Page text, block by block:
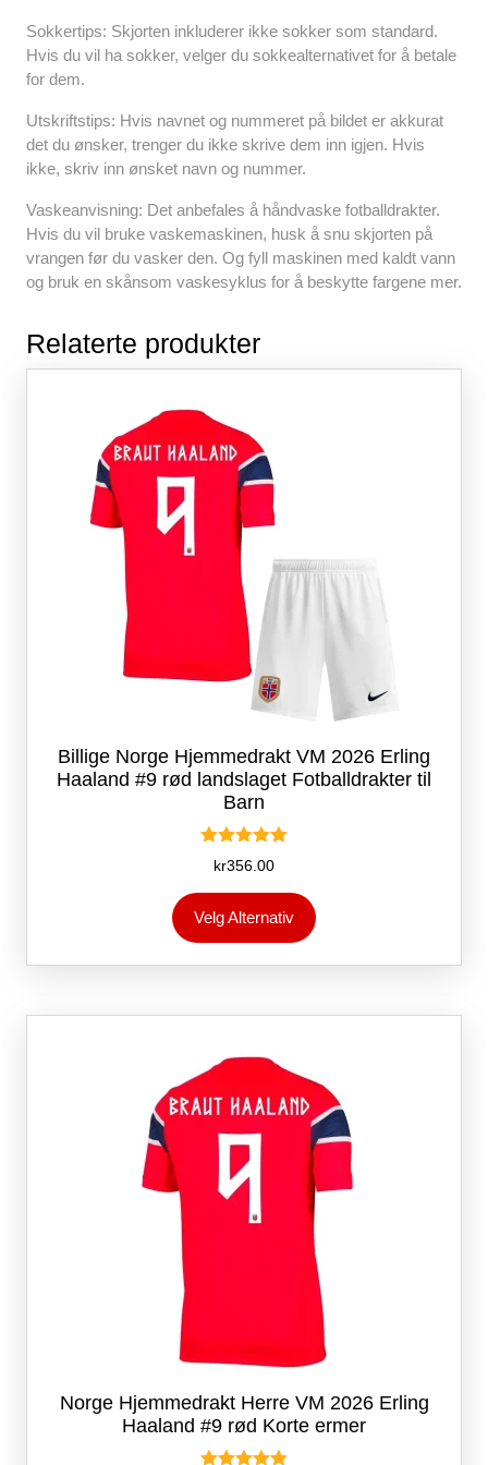
Sokkertips: Skjorten inkluderer ikke sokker som standard.
Hvis du vil ha sokker, velger du sokkealternativet for å betale
for dem.
Utskriftstips: Hvis navnet og nummeret på bildet er akkurat
det du ønsker, trenger du ikke skrive dem inn igjen. Hvis
ikke, skriv inn ønsket navn og nummer.
Vaskeanvisning: Det anbefales å håndvaske fotballdrakter.
Hvis du vil bruke vaskemaskinen, husk å snu skjorten på
vrangen før du vasker den. Og fyll maskinen med kaldt vann
og bruk en skånsom vaskesyklus for å beskytte fargene mer.
Relaterte produkter
Billige Norge Hjemmedrakt VM 2026 Erling
Haaland #9 rød landslaget Fotballdrakter til
Barn
Vurdert
5.00
av 5
kr356.00
Velg Alternativ
produktet
flere
Alternativene
på
produktsiden
Norge Hjemmedrakt Herre VM 2026 Erling
Haaland #9 rød Korte ermer